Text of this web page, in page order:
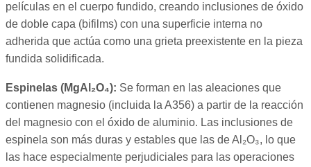
películas en el cuerpo fundido, creando inclusiones de óxido
de doble capa (bifilms) con una superficie interna no
adherida que actúa como una grieta preexistente en la pieza
fundida solidificada.
Espinelas (MgAl₂O₄): Se forman en las aleaciones que
contienen magnesio (incluida la A356) a partir de la reacción
del magnesio con el óxido de aluminio. Las inclusiones de
espinela son más duras y estables que las de Al₂O₃, lo que
las hace especialmente perjudiciales para las operaciones